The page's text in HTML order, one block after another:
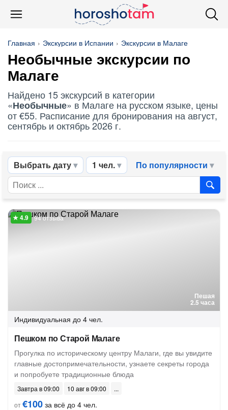
Главная Экскурсии в Испании Экскурсии в Малаге
Необычные экскурсии по
Малаге
Найдено 15 экскурсий в категории
«Необычные» в Малаге на русском языке, цены
от €55. Расписание для бронирования на август,
сентябрь и октябрь 2026 г.
Выбрать дату 1 чел. По популярности
Пешая
2.5 часа
94 отзыва
Индивидуальная до 4 чел.
Пешком по Старой Малаге
Прогулка по историческому центру Малаги, где вы увидите
главные достопримечательности, узнаете секреты города
и попробуете традиционные блюда
Завтра в 09:00
10 авг в 09:00
от€100 за всё до 4 чел.